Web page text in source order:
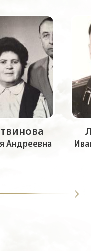
Андреевна